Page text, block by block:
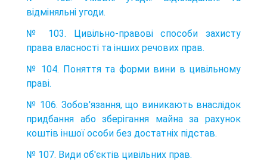
відміняльні угоди.
№ 103. Цивільно-правові способи захисту
права власності та інших речових прав.
№ 104. Поняття та форми вини в цивільному
праві.
№ 106. Зобов'язання, що виникають внаслідок
придбання або зберігання майна за рахунок
коштів іншої особи без достатніх підстав.
№ 107. Види об'єктів цивільних прав.